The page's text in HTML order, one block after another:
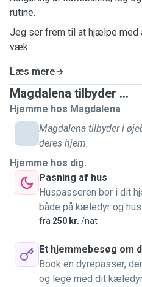
rutine.
Jeg ser frem til at hjælpe med
væk.
Læs mere
Magdalena tilbyder ...
Hjemme hos Magdalena
Magdalena tilbyder i
deres hjem.
Hjemme hos dig.
Pasning af hus
Huspasseren bor i dit
både på kæledyr og hus.
fra 250 kr. /nat
Et hjemmebesøg om
Book en dyrepasser,
og lege med dit